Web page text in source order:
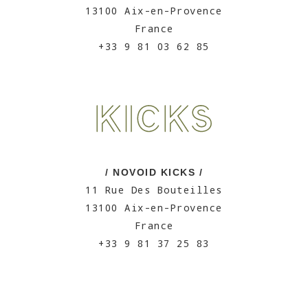
13100 Aix-en-Provence
France
+33 9 81 03 62 85
/ NOVOID KICKS /
11 Rue Des Bouteilles
13100 Aix-en-Provence
France
+33 9 81 37 25 83